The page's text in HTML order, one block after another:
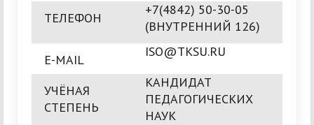
ТЕЛЕФОН
+7(4842) 50-30-05
(ВНУТРЕННИЙ 126)
E-MAIL
ISO@TKSU.RU
УЧЁНАЯ
СТЕПЕНЬ
КАНДИДАТ
ПЕДАГОГИЧЕСКИХ
НАУК